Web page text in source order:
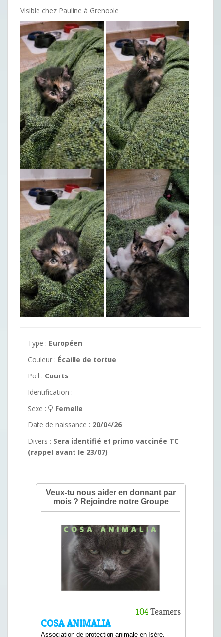
Visible chez Pauline à Grenoble
Type : Européen
Couleur : Écaille de tortue
Poil : Courts
Identification :
Sexe :
Femelle
Date de naissance : 20/04/26
Divers : Sera identifié et primo vaccinée TC
(rappel avant le 23/07)